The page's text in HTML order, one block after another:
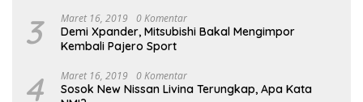
3 Maret 16, 2019 0 Komentar
Demi Xpander, Mitsubishi Bakal Mengimpor
Kembali Pajero Sport
4 Maret 16, 2019 0 Komentar
Sosok New Nissan Livina Terungkap, Apa Kata